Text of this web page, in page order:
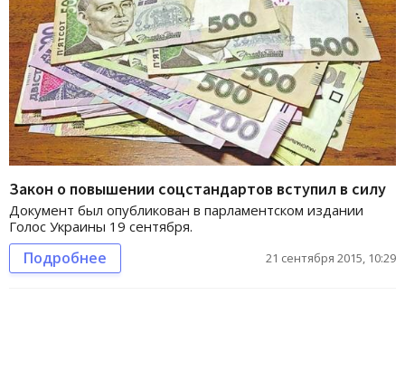
Закон о повышении соцстандартов вступил в силу
Документ был опубликован в парламентском издании
Голос Украины 19 сентября.
Подробнее 21 сентября 2015, 10:29